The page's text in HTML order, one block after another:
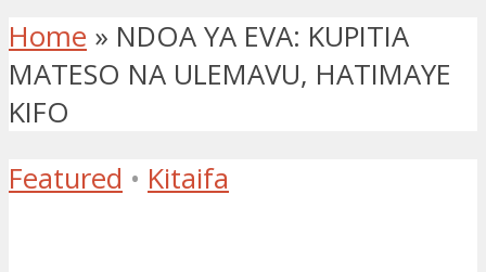
Home » NDOA YA EVA: KUPITIA
MATESO NA ULEMAVU, HATIMAYE
KIFO
Featured • Kitaifa